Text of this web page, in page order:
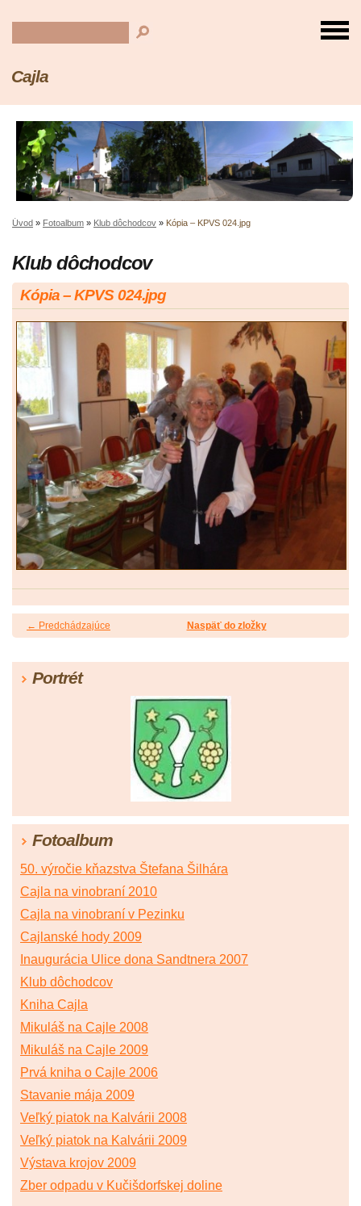
Cajla
Úvod » Fotoalbum » Klub dôchodcov » Kópia – KPVS 024.jpg
Klub dôchodcov
Kópia – KPVS 024.jpg
← Predchádzajúce Naspäť do zložky
Portrét
Fotoalbum
50. výročie kňazstva Štefana Šilhára
Cajla na vinobraní 2010
Cajla na vinobraní v Pezinku
Cajlanské hody 2009
Inaugurácia Ulice dona Sandtnera 2007
Klub dôchodcov
Kniha Cajla
Mikuláš na Cajle 2008
Mikuláš na Cajle 2009
Prvá kniha o Cajle 2006
Stavanie mája 2009
Veľký piatok na Kalvárii 2008
Veľký piatok na Kalvárii 2009
Výstava krojov 2009
Zber odpadu v Kučišdorfskej doline